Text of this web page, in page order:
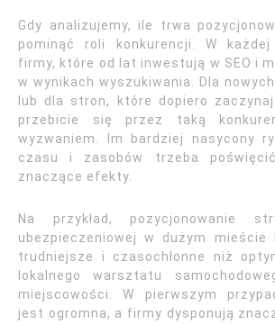
Gdy analizujemy, ile trwa
pominąć roli konkurencji. W
firmy, które od lat inwestują w SEO i
w wynikach wyszukiwania. Dla
lub dla stron, które dopiero
przebicie się przez taką
wyzwaniem. Im bardziej nasycony
czasu i zasobów trzeba
znaczące efekty.
Na przykład, pozycjonowanie
ubezpieczeniowej w dużym mieście
trudniejsze i czasochłonne niż
lokalnego warsztatu
miejscowości. W pierwszym
jest ogromna, a firmy dysponują